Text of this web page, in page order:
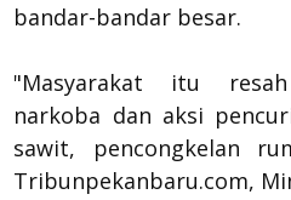
bandar-bandar besar.
"Masyarakat itu
narkoba dan aksi
sawit, pencongkelan
Tribunpekanbaru.com,